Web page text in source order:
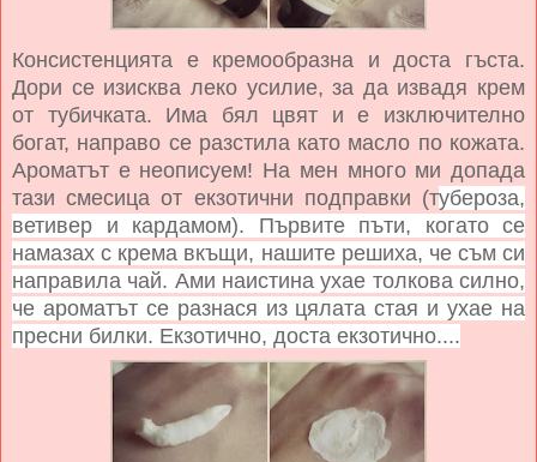
Консистенцията е кремообразна и доста гъста.
Дори се изисква леко усилие, за да извадя крем
от тубичката. Има бял цвят и е изключително
богат, направо се разстила като масло по кожата.
Ароматът е неописуем! На мен много ми допада
тази смесица от екзотични подправки (тубероза,
ветивер и кардамом). Първите пъти, когато се
намазах с крема вкъщи, нашите решиха, че съм си
направила чай. Ами наистина ухае толкова силно,
че ароматът се разнася из цялата стая и ухае на
пресни билки. Екзотично, доста екзотично....